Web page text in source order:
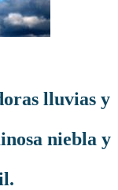
lluvias y
niebla y